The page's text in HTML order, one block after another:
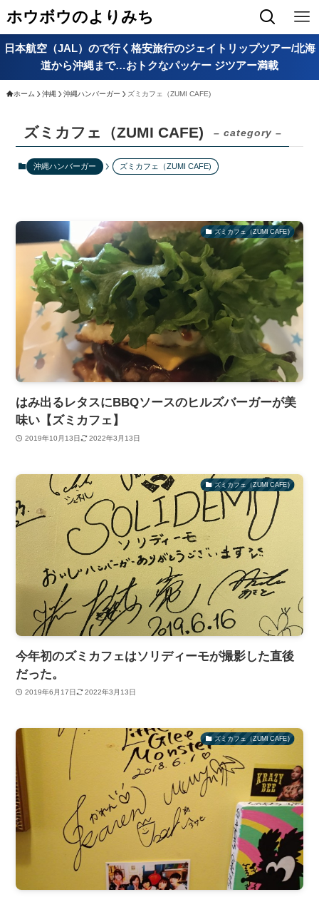
ホウボウのよりみち
日本航空（JAL）ので行く格安旅行のジェイトリップツアー/北海
道から沖縄まで…おトクなパッケー ジツアー満載
ホーム 沖縄 沖縄ハンバーガー ズミカフェ（ZUMI CAFE)
ズミカフェ（ZUMI CAFE) – category –
沖縄ハンバーガー ズミカフェ（ZUMI CAFE)
ズミカフェ（ZUMI CAFE)
はみ出るレタスにBBQソースのヒルズバーガーが美
味い【ズミカフェ】
2019年10月13日 2022年3月13日
ズミカフェ（ZUMI CAFE)
今年初のズミカフェはソリディーモが撮影した直後
だった。
2019年6月17日 2022年3月13日
ズミカフェ（ZUMI CAFE)